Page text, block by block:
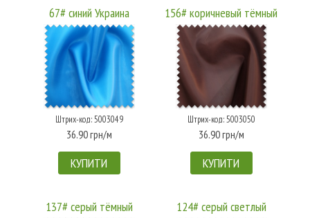
67# синий Украина
Штрих-код: 5003049
36.90 грн/м
КУПИТИ
156# коричневый тёмный
Штрих-код: 5003050
36.90 грн/м
КУПИТИ
137# серый тёмный 124# серый светлый